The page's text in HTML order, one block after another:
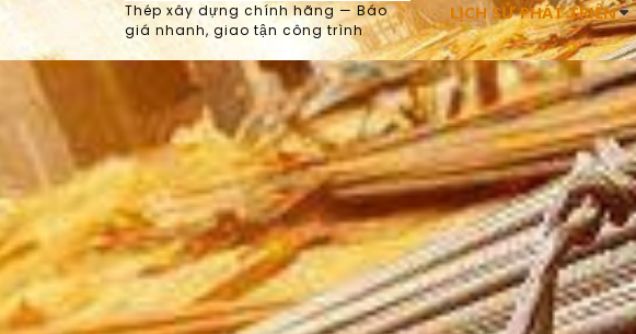
Thép xây dựng chính hãng — Báo
giá nhanh, giao tận công trình
LỊCH SỬ PHÁT TRIỂN